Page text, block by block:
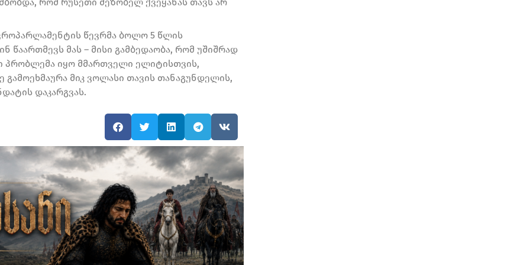
წევრმა ბოლო 5 წლის
წაართმევს მას – მისი გამბედაობა, რომ უშიშრად
პრობლემა იყო მმართველი ელიტისთვის,
გამოეხმაურა მიკ ვოლასი თავის თანაგუნდელის,
დაკარგვას.